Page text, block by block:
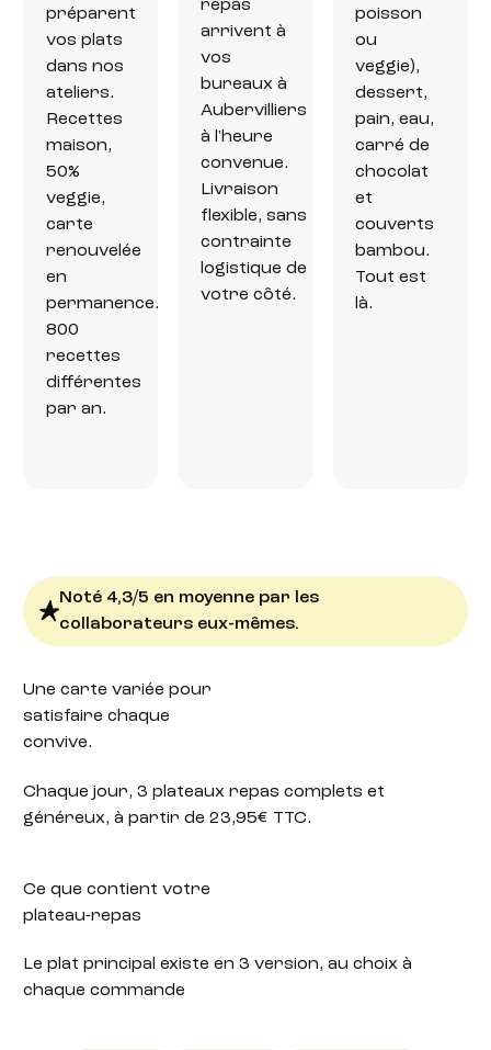
préparent
vos plats
dans nos
ateliers.
Recettes
maison,
50%
veggie,
carte
renouvelée
en
permanence.
800
recettes
différentes
par an.
repas
arrivent à
vos
bureaux à
Aubervilliers
à l'heure
convenue.
Livraison
flexible, sans
contrainte
logistique de
votre côté.
poisson
ou
veggie),
dessert,
pain, eau,
carré de
chocolat
et
couverts
bambou.
Tout est
là.
Noté 4,3/5 en moyenne par les
collaborateurs eux-mêmes.
Une carte variée pour
satisfaire chaque
convive.
Chaque jour, 3 plateaux repas complets et
généreux, à partir de 23,95€ TTC.
Ce que contient votre
plateau-repas
Le plat principal existe en 3 version, au choix à
chaque commande